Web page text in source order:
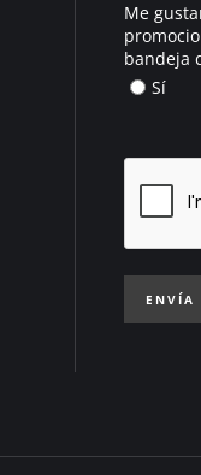
Me
bandeja
Sí
ENVÍA